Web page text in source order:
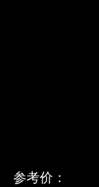
参考价：